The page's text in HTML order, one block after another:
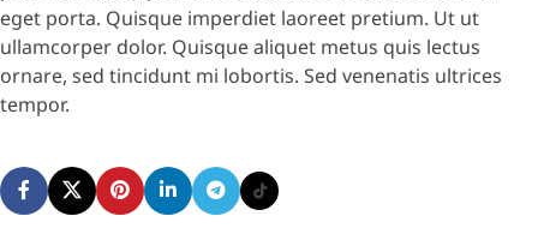
eget porta. Quisque imperdiet laoreet pretium. Ut ut
ullamcorper dolor. Quisque aliquet metus quis lectus
ornare, sed tincidunt mi lobortis. Sed venenatis ultrices
tempor.